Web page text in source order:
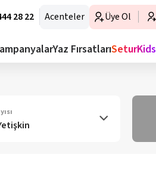
28 22 Acenteler Üye Ol
Yaz FırsatlarıSeturKids